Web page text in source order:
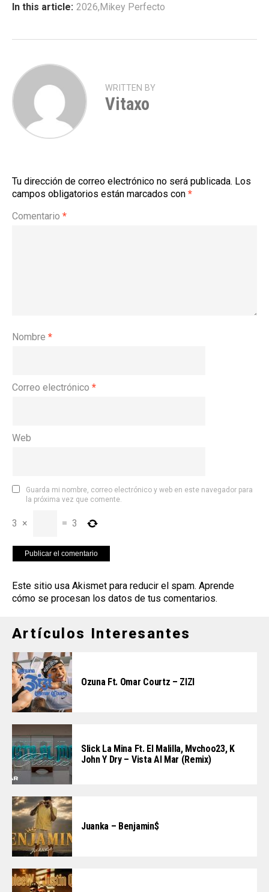
In this article: 2026,Mikey Perfecto
WRITTEN BY
Vitaxo
Tu dirección de correo electrónico no será publicada. Los
campos obligatorios están marcados con *
Comentario *
Nombre *
Correo electrónico *
Web
Guarda mi nombre, correo electrónico y web en este navegador para
la próxima vez que comente.
3 × = 3
Este sitio usa Akismet para reducir el spam. Aprende
cómo se procesan los datos de tus comentarios.
Artículos Interesantes
Ozuna Ft. Omar Courtz – ZIZI
Slick La Mina Ft. El Malilla, Mvchoo23, K
John Y Dry – Vista Al Mar (Remix)
Juanka – Benjamin$